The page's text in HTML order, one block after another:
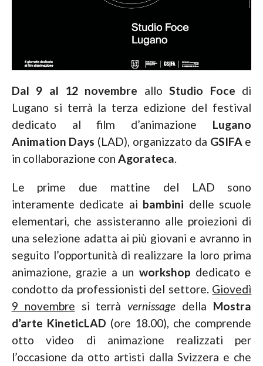
Dal 9 al 12 novembre alloStudio Foce di
Lugano si terrà la terza edizione del festival
dedicato al film d’animazione Lugano
Animation Days (LAD), organizzato da GSIFA e
in collaborazione con Agorateca.
Le prime due mattine del LAD sono
interamente dedicate ai bambini delle scuole
elementari, che assisteranno alle proiezioni di
una selezione adatta ai più giovani e avranno in
seguito l’opportunità di realizzare la loro prima
animazione, grazie a un workshop dedicato e
condotto da professionisti del settore. Giovedì
9 novembre si terràvernissage della Mostra
d’arte KineticLAD (ore 18.00), che comprende
otto video di animazione realizzati per
l’occasione da otto artisti dalla Svizzera e che